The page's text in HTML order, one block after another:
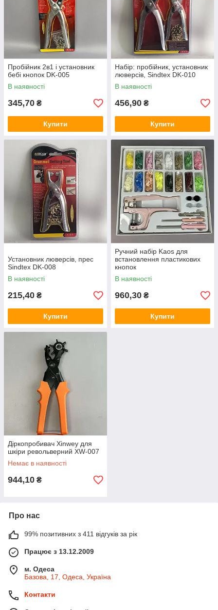
Пробійник 2в1 і установник
бебі кнопок DK-005
В наявності
345,70 ₴
Купити
Набір: пробійник, установник
люверсів, Sindtex DK-010
В наявності
456,90 ₴
Купити
Установник люверсів, прес
Sindtex DK-008
В наявності
215,40 ₴
Купити
Ручний набір Kaos для
встановлення пластикових
кнопок
В наявності
960,30 ₴
Купити
Діркопробивач Xinwey для
шкіри револьверний XW-007
Немає в наявності
944,10 ₴
Про нас
99% позитивних з 411 відгуків за рік
Працює з 13.12.2009
м. Одеса
Базова, 17, Одеса, Україна
Контакти